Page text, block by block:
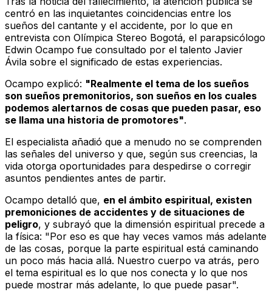
centró en las inquietantes coincidencias entre los
sueños del cantante y el accidente, por lo que en
entrevista con Olímpica Stereo Bogotá, el parapsicólogo
Edwin Ocampo fue consultado por el talento Javier
Ávila sobre el significado de estas experiencias.
Ocampo explicó: "Realmente el tema de los sueños
son sueños premonitorios, son sueños en los cuales
podemos alertarnos de cosas que pueden pasar, eso
se llama una historia de promotores".
El especialista añadió que a menudo no se comprenden
las señales del universo y que, según sus creencias, la
vida otorga oportunidades para despedirse o corregir
asuntos pendientes antes de partir.
Ocampo detalló que, en el ámbito espiritual, existen
premoniciones de accidentes y de situaciones de
peligro, y subrayó que la dimensión espiritual precede a
la física: "Por eso es que hay veces vamos más adelante
de las cosas, porque la parte espiritual está caminando
un poco más hacia allá. Nuestro cuerpo va atrás, pero
el tema espiritual es lo que nos conecta y lo que nos
puede mostrar más adelante, lo que puede pasar".